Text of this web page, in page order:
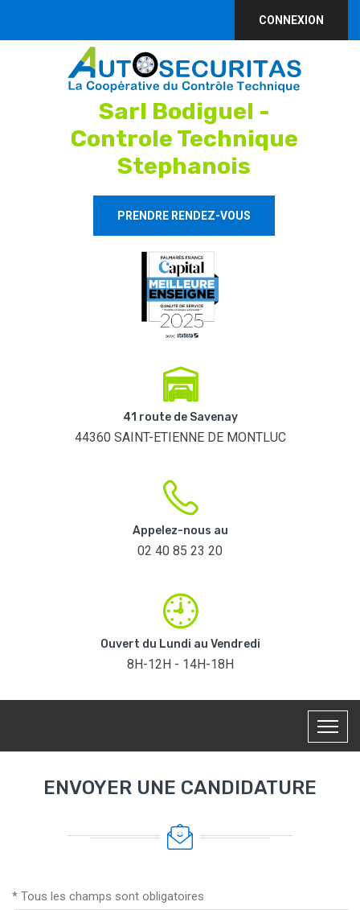
CONNEXION
Sarl Bodiguel -
Controle Technique
Stephanois
PRENDRE RENDEZ-VOUS
41 route de Savenay
44360 SAINT-ETIENNE DE MONTLUC
Appelez-nous au
02 40 85 23 20
Ouvert du Lundi au Vendredi
8H-12H - 14H-18H
ENVOYER UNE CANDIDATURE
* Tous les champs sont obligatoires